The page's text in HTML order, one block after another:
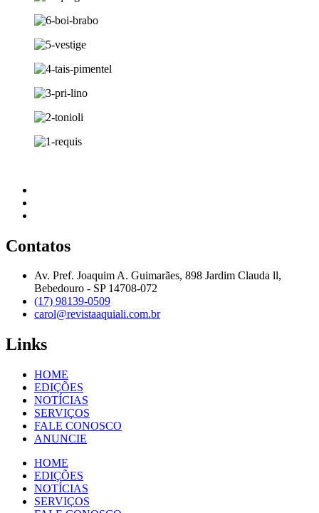
Contatos
Av. Pref. Joaquim A. Guimarães, 898 Jardim Clauda ll,
Bebedouro - SP 14708-072
(17) 98139-0509
carol@revistaaquiali.com.br
Links
HOME
EDIÇÕES
NOTÍCIAS
SERVIÇOS
FALE CONOSCO
ANUNCIE
HOME
EDIÇÕES
NOTÍCIAS
SERVIÇOS